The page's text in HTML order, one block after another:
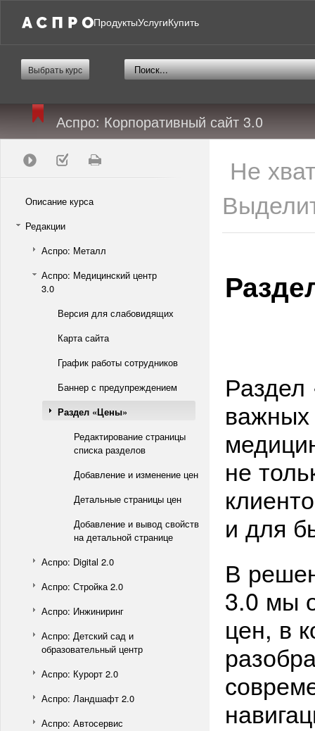
ПродуктыУслугиКупить
Выбрать курс
Аспро: Корпоративный сайт 3.0
Описание курса
Редакции
Аспро: Металл
Аспро: Медицинский центр
3.0
Версия для слабовидящих
Карта сайта
График работы сотрудников
Баннер с предупреждением
Раздел «Цены»
Редактирование страницы
списка разделов
Добавление и изменение цен
Детальные страницы цен
Добавление и вывод свойств
на детальной странице
Аспро: Digital 2.0
Аспро: Стройка 2.0
Аспро: Инжиниринг
Аспро: Детский сад и
образовательный центр
Аспро: Курорт 2.0
Аспро: Ландшафт 2.0
Аспро: Автосервис
Не
не
и для
В
3.0 мы
цен, в